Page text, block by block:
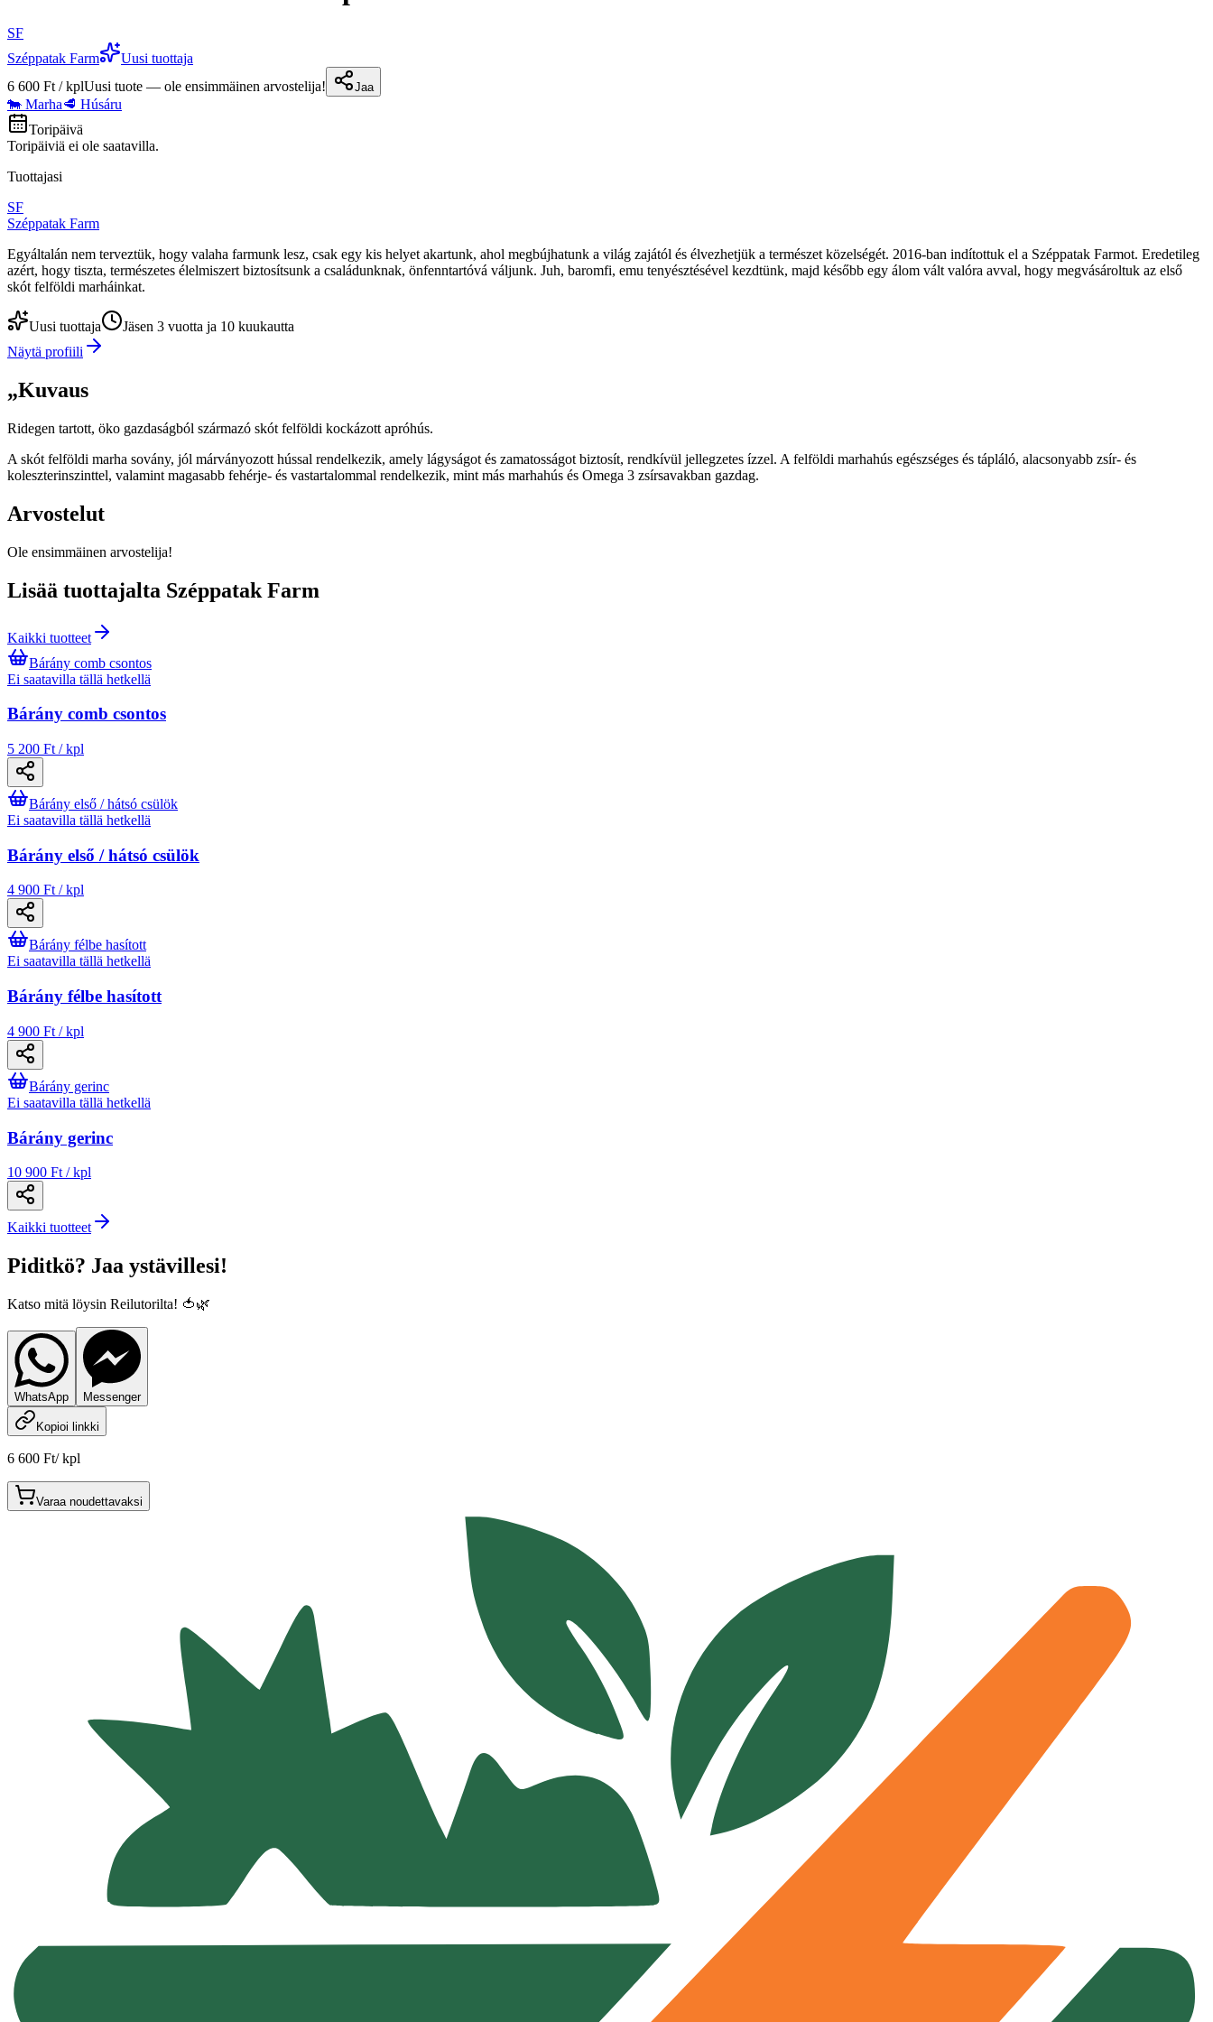
SF
Széppatak Farm
Uusi tuottaja
6 600 Ft / kplUusi tuote — ole ensimmäinen arvostelija! Jaa
🐄 Marha🥩 Húsáru
Toripäivä
Toripäiviä ei ole saatavilla.
Tuottajasi
SF
Széppatak Farm
Egyáltalán nem terveztük, hogy valaha farmunk lesz, csak egy kis helyet akartunk, ahol megbújhatunk a világ zajától és élvezhetjük a természet közelségét. 2016-ban indítottuk el a Széppatak Farmot. Eredetileg
azért, hogy tiszta, természetes élelmiszert biztosítsunk a családunknak, önfenntartóvá váljunk. Juh, baromfi, emu tenyésztésével kezdtünk, majd később egy álom vált valóra avval, hogy megvásároltuk az első
skót felföldi marháinkat.
Uusi tuottaja
Jäsen 3 vuotta ja 10 kuukautta
Näytä profiili
„Kuvaus
Ridegen tartott, öko gazdaságból származó skót felföldi kockázott apróhús.
A skót felföldi marha sovány, jól márványozott hússal rendelkezik, amely lágyságot és zamatosságot biztosít, rendkívül jellegzetes ízzel. A felföldi marhahús egészséges és tápláló, alacsonyabb zsír- és
koleszterinszinttel, valamint magasabb fehérje- és vastartalommal rendelkezik, mint más marhahús és Omega 3 zsírsavakban gazdag.
Arvostelut
Ole ensimmäinen arvostelija!
Lisää tuottajalta Széppatak Farm
Kaikki tuotteet
Bárány comb csontos
Ei saatavilla tällä hetkellä
Bárány comb csontos
5 200 Ft / kpl
Bárány első / hátsó csülök
Ei saatavilla tällä hetkellä
Bárány első / hátsó csülök
4 900 Ft / kpl
Bárány félbe hasított
Ei saatavilla tällä hetkellä
Bárány félbe hasított
4 900 Ft / kpl
Bárány gerinc
Ei saatavilla tällä hetkellä
Bárány gerinc
10 900 Ft / kpl
Kaikki tuotteet
Piditkö? Jaa ystävillesi!
Katso mitä löysin Reilutorilta! 🍅🌿
WhatsApp Messenger
Kopioi linkki
6 600 Ft/kpl
Varaa noudettavaksi